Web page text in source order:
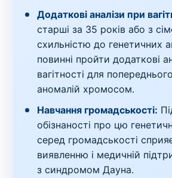
Додаткові аналізи при
старші за 35 років або з
схильністю до генетичних
повинні пройти додаткові
вагітності для
аномалій хромосом.
Навчання громадськості:
обізнаності про цю
серед громадськості
виявленню і медичній
з синдромом Дауна.